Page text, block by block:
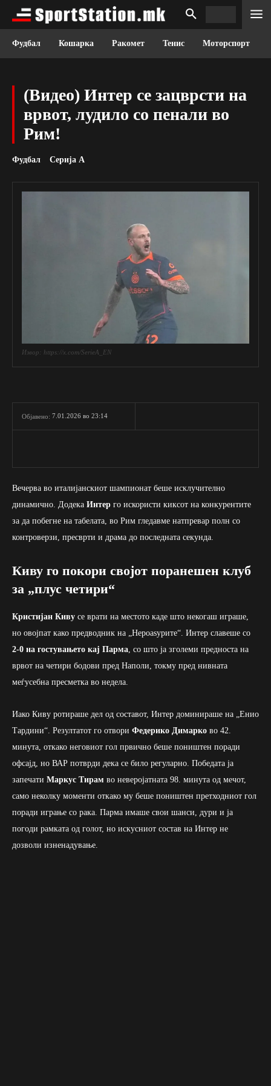
Фудбал Кошарка Ракомет Тенис Моторспорт
(Видео) Интер се зацврсти на
врвот, лудило со пенали во
Рим!
Фудбал Серија А
Извор: https://x.com/SerieA_EN
Објавено: 7.01.2026 во 23:14
Вечерва во италијанскиот шампионат беше исклучително
динамично. Додека Интер го искористи киксот на конкурентите
за да побегне на табелата, во Рим гледавме натпревар полн со
контроверзи, пресврти и драма до последната секунда.
Киву го покори својот поранешен клуб
за „плус четири“
Кристијан Киву се врати на местото каде што некогаш играше,
но овојпат како предводник на „Нероаѕурите“. Интер славеше со
2-0 на гостувањето кај Парма , со што ја зголеми предноста на
врвот на четири бодови пред Наполи, токму пред нивната
меѓусебна пресметка во недела.
Иако Киву ротираше дел од составот, Интер доминираше на „Енио
Тардини“. Резултатот го отвори Федерико Димарко во 42.
минута, откако неговиот гол првично беше поништен поради
офсајд, но ВАР потврди дека се било регуларно. Победата ја
запечати Маркус Тирам во неверојатната 98. минута од мечот,
само неколку моменти откако му беше поништен претходниот гол
поради играње со рака. Парма имаше свои шанси, дури и ја
погоди рамката од голот, но искусниот состав на Интер не
дозволи изненадување.